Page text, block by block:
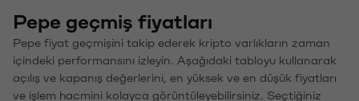
Pepe geçmiş fiyatları
Pepe fiyat geçmişini takip ederek kripto varlıkların zaman
içindeki performansını izleyin. Aşağıdaki tabloyu kullanarak
açılış ve kapanış değerlerini, en yüksek ve en düşük fiyatları
ve işlem hacmini kolayca görüntüleyebilirsiniz. Seçtiğiniz